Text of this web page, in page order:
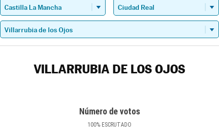
VILLARRUBIA DE LOS OJOS
Número de votos
100% ESCRUTADO